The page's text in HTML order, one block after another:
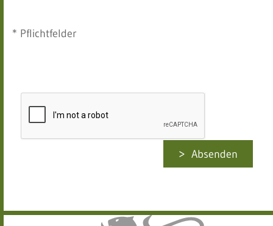
* Pflichtfelder
Absenden